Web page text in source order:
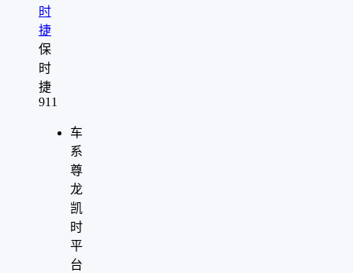
时
捷
保
时
捷
911
车
系
尊
龙
凯
时
平
台